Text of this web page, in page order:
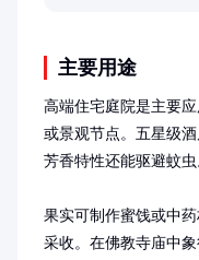
主要用途
高端住宅庭院是主要
或景观节点。五星级
芳香特性还能驱避蚊虫
果实可制作蜜饯或中
采收。在佛教寺庙中